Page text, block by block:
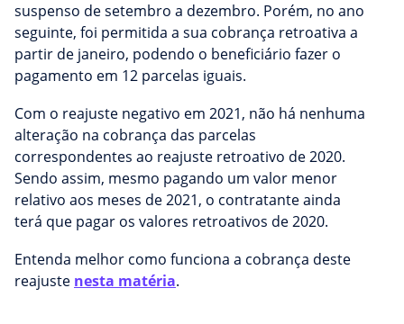
suspenso de setembro a dezembro. Porém, no ano
seguinte, foi permitida a sua cobrança retroativa a
partir de janeiro, podendo o beneficiário fazer o
pagamento em 12 parcelas iguais.
Com o reajuste negativo em 2021, não há nenhuma
alteração na cobrança das parcelas
correspondentes ao reajuste retroativo de 2020.
Sendo assim, mesmo pagando um valor menor
relativo aos meses de 2021, o contratante ainda
terá que pagar os valores retroativos de 2020.
Entenda melhor como funciona a cobrança deste
reajuste nesta matéria.